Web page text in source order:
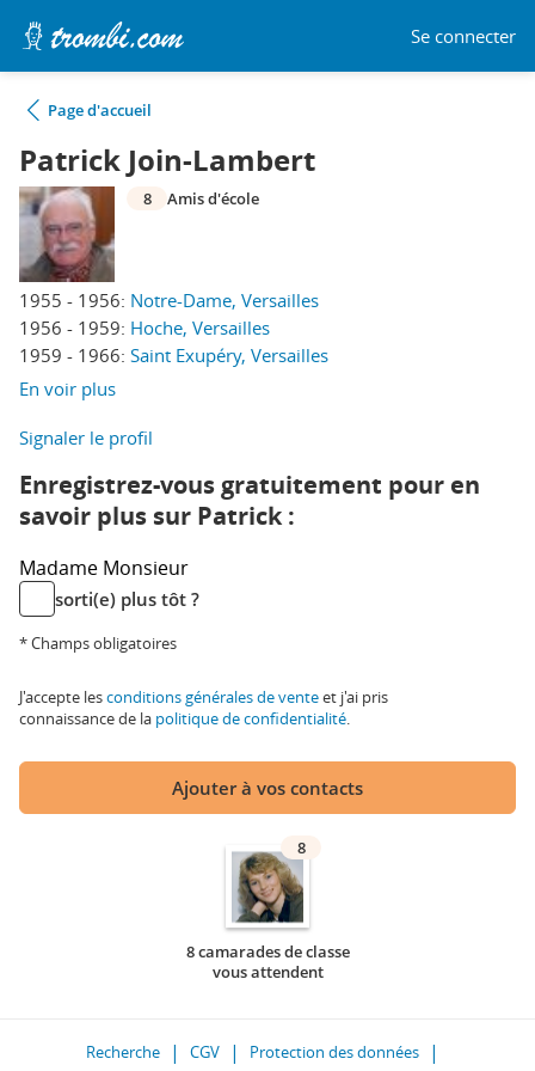
Se connecter
Page d'accueil
Patrick Join-Lambert
1955 - 1956: Notre-Dame, Versailles
1956 - 1959: Hoche, Versailles
1959 - 1966: Saint Exupéry, Versailles
En voir plus
8 Amis d'école
Signaler le profil
Enregistrez-vous gratuitement pour en
savoir plus sur Patrick :
Madame Monsieur
sorti(e) plus tôt ?
* Champs obligatoires
J'accepte lesconditions générales de venteet j'ai pris
connaissance de la politique de confidentialité.
Ajouter à vos contacts
8
8 camarades de classe
vous attendent
Recherche CGV
Protection des données